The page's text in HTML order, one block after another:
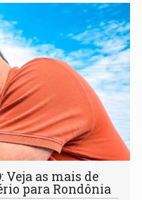
Veja as mais de
para Rondônia